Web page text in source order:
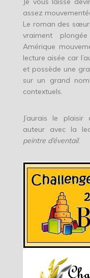
assez
Le roman des
vraiment
Amérique
lecture aisée car
et possède une
sur un grand
contextuels.
J’aurais le
auteur avec la
peintre d’éventail.